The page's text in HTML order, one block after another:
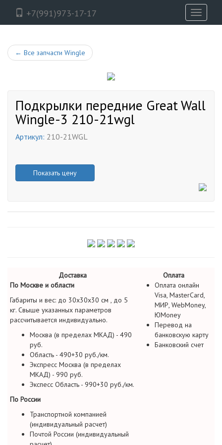
+7(991)973-17-17
Toggle
← Все запчасти Wingle
Подкрылки передние Great Wall
Wingle-3 210-21wgl
Артикул: 210-21WGL
Показать цену
Доставка
Оплата
По Москве и области
Габариты и вес: до 30х30х30 см , до 5
кг. Свыше указанных параметров
рассчитывается индивидуально.
Москва (в пределах МКАД) - 490
руб.
Область - 490+30 руб./км.
Экспресс Москва (в пределах
МКАД) - 990 руб.
Экспесс Область - 990+30 руб./км.
По России
Транспортной компанией
(индивидуальный расчет)
Почтой России (индивидуальный
Оплата онлайн
Visa, MasterCard,
МИР, WebMoney,
ЮMoney
Перевод на
банковскую карту
Банковский счет